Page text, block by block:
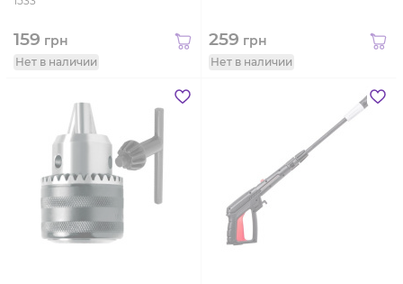
159 грн
Нет в наличии
259 грн
Нет в наличии